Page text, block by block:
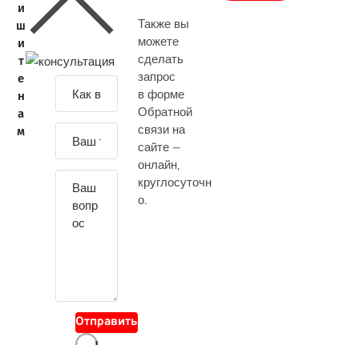
и
ш
и
т
е
н
а
м
Отправить
Также вы
можете
сделать
запрос
в форме
Обратной
связи на
сайте —
онлайн,
круглосуточн
о.